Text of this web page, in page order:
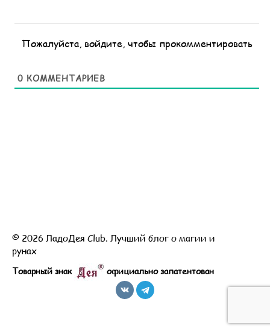
Пожалуйста, войдите, чтобы прокомментировать
0 КОММЕНТАРИЕВ
© 2026 ЛадоДея Club. Лучший блог о магии и
рунах
Товарный знак официально запатентован